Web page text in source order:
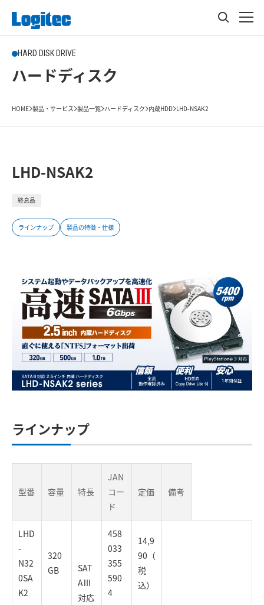
HARD DISK DRIVE
ハードディスク
HOME 製品・サービス 製品一覧 ハードディスク 内蔵HDD LHD-NSAK2
LHD-NSAK2
終息品
ラインナップ 製品の特徴・仕様
ラインナップ
型番 容量 特長
JAN
コー
ド
定価 備考
LHD
-
N32
0SA
K2
320
GB
SAT
AⅢ
対応
458
033
355
590
4
14,9
90（
税
込）